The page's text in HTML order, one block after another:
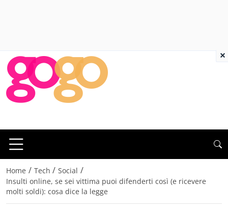
Home / Tech / Social /
Insulti online, se sei vittima puoi difenderti così (e ricevere
molti soldi): cosa dice la legge
×